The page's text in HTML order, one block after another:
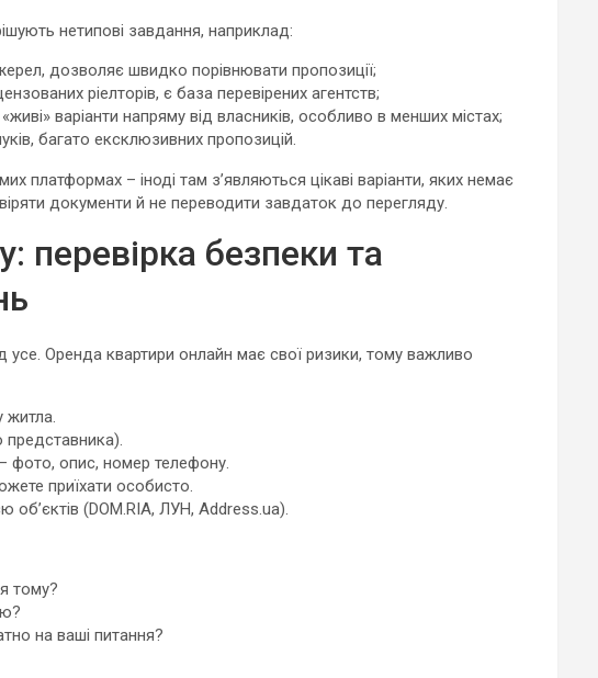
нетипові завдання, наприклад:
дозволяє швидко порівнювати пропозиції;
ріелторів, є база перевірених агентств;
варіанти напряму від власників, особливо в менших містах;
багато ексклюзивних пропозицій.
платформах – іноді там з’являються цікаві варіанти, яких немає
документи й не переводити завдаток до перегляду.
перевірка безпеки та
усе. Оренда квартири онлайн має свої ризики, тому важливо
фото, опис, номер телефону.
приїхати особисто.
(DOM.RIA, ЛУН, Address.ua).
тому?
на ваші питання?